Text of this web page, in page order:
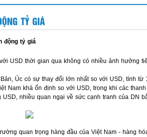
động tỷ giá
USD thời gian qua không có nhiều ảnh hưởng
Úc có sự thay đổi lớn nhất so với USD, tính từ
Nam khá ổn định so với USD, trong khi các
nhiều quan ngại về sức cạnh tranh của DN
quan trọng hàng đầu của Việt Nam - hàng